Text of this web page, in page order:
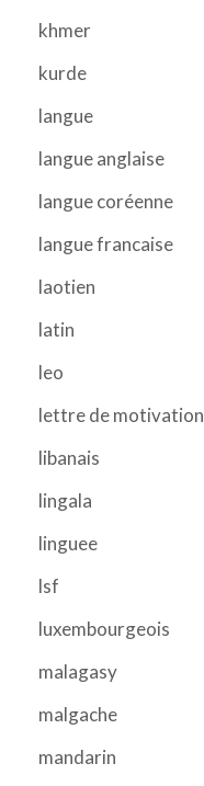
khmer
kurde
langue
langue anglaise
langue coréenne
langue francaise
laotien
latin
leo
lettre de motivation
libanais
lingala
linguee
lsf
luxembourgeois
malagasy
malgache
mandarin